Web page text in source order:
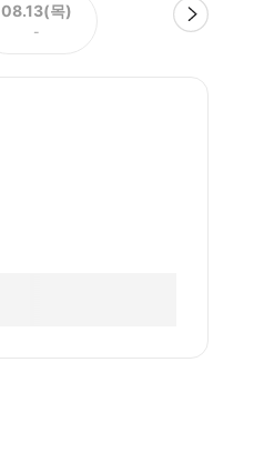
08.13(목)
-